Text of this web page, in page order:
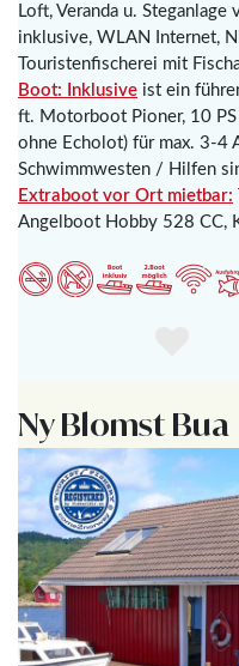
Loft, Veranda u.
inklusive, WLAN Internet,
Touristenfischerei mit
Boot: Inklusive ist ein
ft. Motorboot Pioner, 10
ohne Echolot) für max. 3-4
Schwimmwesten / Hilfen
Extraboot vor Ort mietbar:
Angelboot Hobby 528 CC,
Ny Blomst Bua